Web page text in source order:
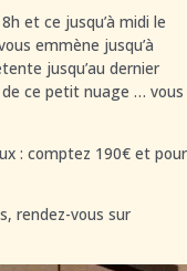
et ce jusqu’à midi le
emmène jusqu’à
jusqu’au dernier
de ce petit nuage … vous
: comptez 190€ et pour
rendez-vous sur